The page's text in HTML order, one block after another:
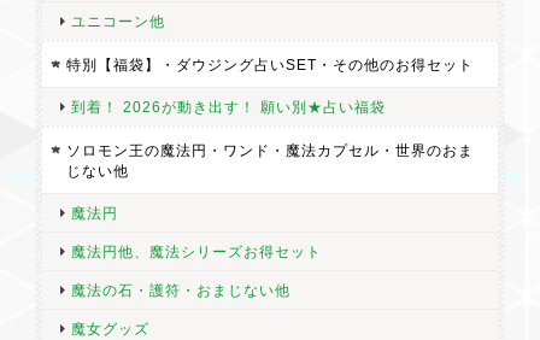
ユニコーン他
特別【福袋】・ダウジング占いSET・その他のお得セット
到着！ 2026が動き出す！ 願い別★占い福袋
ソロモン王の魔法円・ワンド・魔法カプセル・世界のおま
じない他
魔法円
魔法円他、魔法シリーズお得セット
魔法の石・護符・おまじない他
魔女グッズ